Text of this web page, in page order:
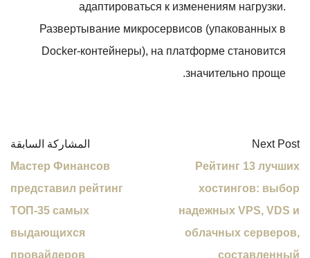
адаптироваться к изменениям нагрузки.
Развертывание микросервисов (упакованных в
Docker-контейнеры), на платформе становится
значительно проще.
المشاركة السابقة
Мастер Финансов
представил рейтинг
ТОП-35 самых
выдающихся
провайдеров
Next Post
Рейтинг 13 лучших
хостингов: выбор
надежных VPS, VDS и
облачных серверов,
составленный